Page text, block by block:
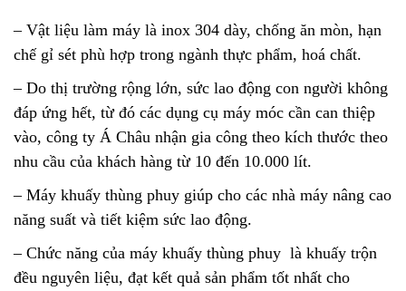
– Vật liệu làm máy là inox 304 dày, chống ăn mòn, hạn
chế gỉ sét phù hợp trong ngành thực phẩm, hoá chất.
– Do thị trường rộng lớn, sức lao động con người không
đáp ứng hết, từ đó các dụng cụ máy móc cần can thiệp
vào, công ty Á Châu nhận gia công theo kích thước theo
nhu cầu của khách hàng từ 10 đến 10.000 lít.
– Máy khuấy thùng phuy giúp cho các nhà máy nâng cao
năng suất và tiết kiệm sức lao động.
– Chức năng của máy khuấy thùng phuy là khuấy trộn
đều nguyên liệu, đạt kết quả sản phẩm tốt nhất cho